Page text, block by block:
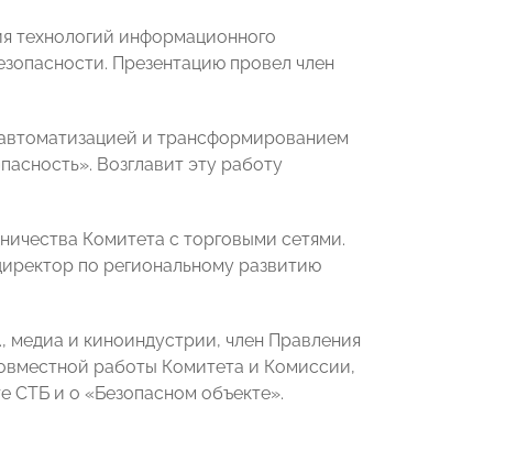
технологий информационного
Презентацию провел член
и трансформированием
Возглавит эту работу
Комитета с торговыми сетями.
по региональному развитию
медиа и киноиндустрии, член Правления
работы Комитета и Комиссии,
СТБ и о «Безопасном объекте».